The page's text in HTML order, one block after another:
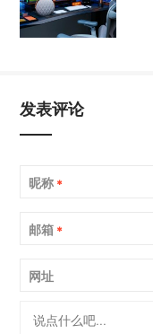
发表评论
昵称 *
邮箱 *
网址